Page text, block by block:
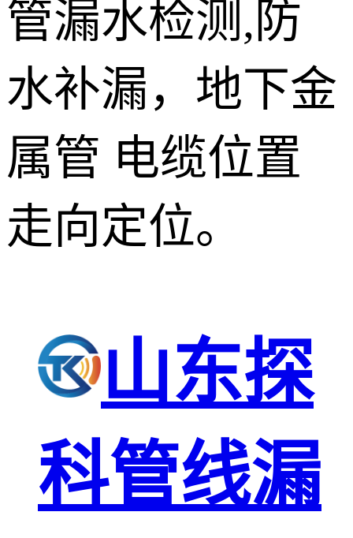
管漏水检测,防
水补漏，地下金
属管 电缆位置
走向定位。
山东探
科管线漏